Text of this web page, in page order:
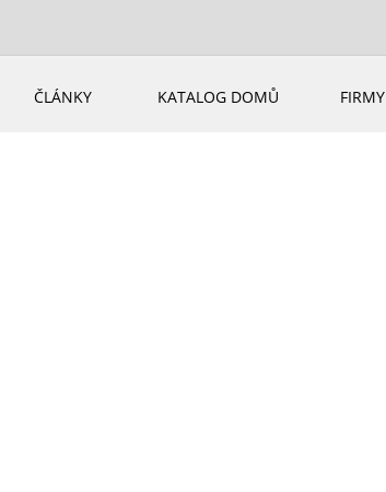
ČLÁNKY KATALOG DOMŮ FIRMY